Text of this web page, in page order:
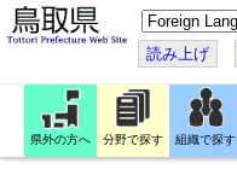
こ
の
ペ
ー
ジ
翻
訳
す
読み上げ
県外の方へ 分野で探す 組織で探す